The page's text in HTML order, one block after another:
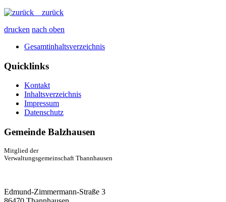
zurück
drucken nach oben
Gesamtinhaltsverzeichnis
Quicklinks
Kontakt
Inhaltsverzeichnis
Impressum
Datenschutz
Gemeinde Balzhausen
Mitglied der
Verwaltungsgemeinschaft Thannhausen
Edmund-Zimmermann-Straße 3